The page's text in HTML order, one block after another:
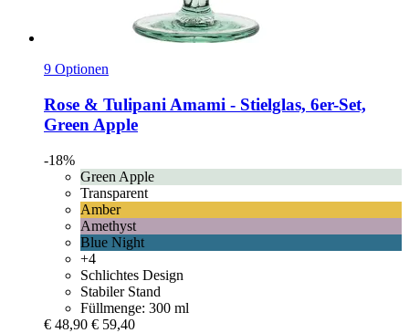
9 Optionen
Rose & Tulipani Amami -​ Stielglas, 6er-​Set,
Green Apple
-18%
Green Apple
Transparent
Amber
Amethyst
Blue Night
+4
Schlichtes Design
Stabiler Stand
Füllmenge: 300 ml
€ 48,90 € 59,40